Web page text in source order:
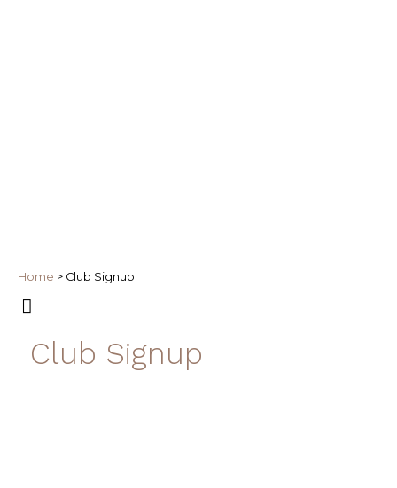
Home > Club Signup
Club Signup